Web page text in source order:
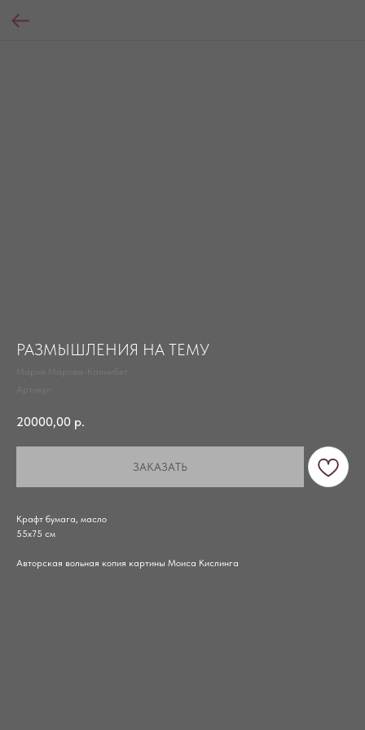
РАЗМЫШЛЕНИЯ НА ТЕМУ
20000,00 р.
ЗАКАЗАТЬ
Крафт бумага, масло
55х75 см
Авторская вольная копия картины Моиса Кислинга